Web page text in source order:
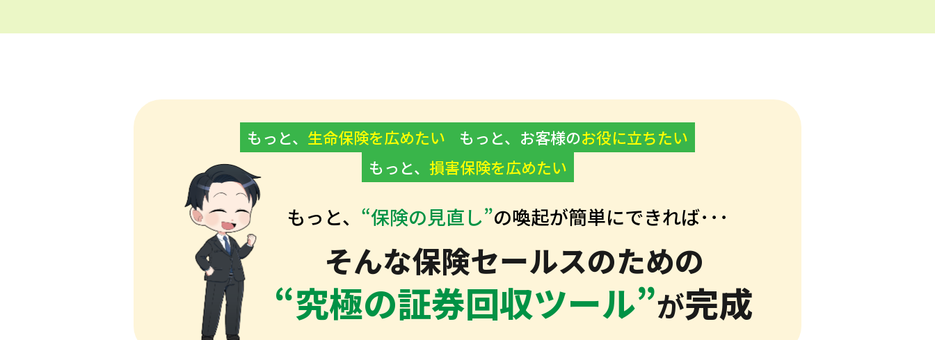
もっと、 生命保険を広めたい もっと、お客様のお役に立ちたい
もっと、 損害保険を広めたい
もっと、 “保険の見直し”の喚起が簡単にできれば･･･
そんな保険セールスのための
“究極の証券回収ツール”が完成